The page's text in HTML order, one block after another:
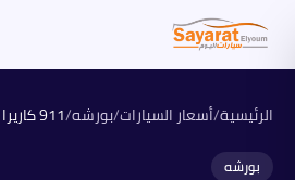
الرئيسية/أسعار السيارات/بورشه/911 كاريرا
بورشه